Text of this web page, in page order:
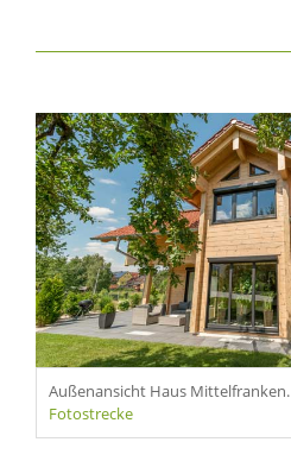
Außenansicht Haus
Fotostrecke